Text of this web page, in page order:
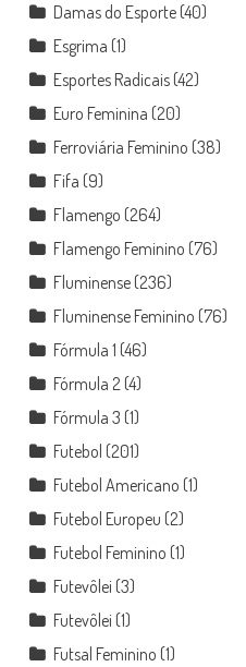
Damas do Esporte(40)
Esgrima (1)
Esportes Radicais(42)
Euro Feminina (20)
Ferroviária Feminino (38)
Fifa (9)
Flamengo (264)
Flamengo Feminino (76)
Fluminense(236)
Fluminense Feminino (76)
Fórmula 1 (46)
Fórmula 2(4)
Fórmula 3 (1)
Futebol (201)
Futebol Americano (1)
Futebol Europeu (2)
Futebol Feminino (1)
Futevôlei (3)
Futevôlei (1)
Futsal Feminino (1)